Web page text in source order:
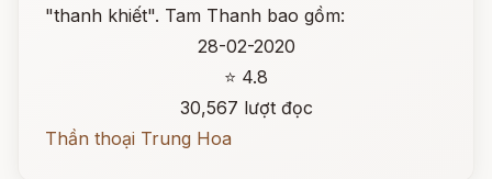
"thanh khiết". Tam Thanh bao gồm:
28-02-2020
⭐ 4.8
30,567 lượt đọc
Thần thoại Trung Hoa